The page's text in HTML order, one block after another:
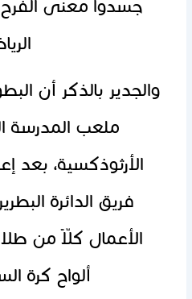
جسدوا معنى
والجدير بالذكر أن
ملعب المدرسة
الأرثوذكسية، بعد
فريق الدائرة
الأعمال كلّاً من
ألواح كرة